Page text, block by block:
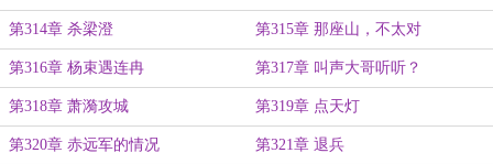
第314章 杀梁澄 第315章 那座山，不太对
第316章 杨束遇连冉 第317章 叫声大哥听听？
第318章 萧漪攻城 第319章 点天灯
第320章 赤远军的情况 第321章 退兵